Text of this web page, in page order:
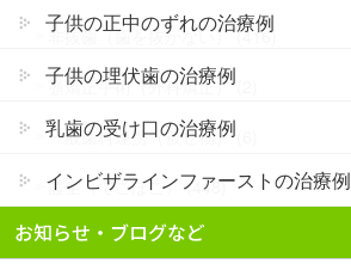
非抜歯（歯を抜かない） (416)
顎矯正手術（外科矯正） (2)
一般歯科連携（被せ物） (6)
叢生（でこぼこ） (448)
八重歯（犬歯突出） (94)
子供の正中のずれの治療例
子供の埋伏歯の治療例
乳歯の受け口の治療例
インビザラインファーストの治療例
お知らせ・ブログなど